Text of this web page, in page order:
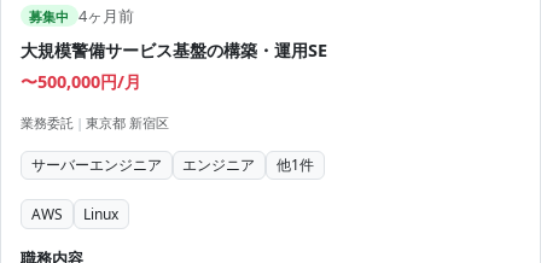
募集中 4ヶ月前
大規模警備サービス基盤の構築・運用SE
〜500,000円/月
業務委託 | 東京都 新宿区
サーバーエンジニア エンジニア 他1件
AWS Linux
職務内容